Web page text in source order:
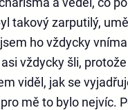
takový zarputilý,
ho vždycky
vždycky šli,
viděl, jak se
mě to bylo nejvíc.